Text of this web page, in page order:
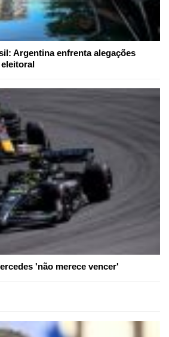
Argentina enfrenta alegações
'não merece vencer'